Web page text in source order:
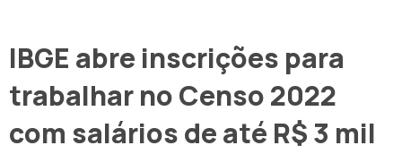
IBGE abre inscrições para
trabalhar no Censo 2022
com salários de até R$ 3 mil